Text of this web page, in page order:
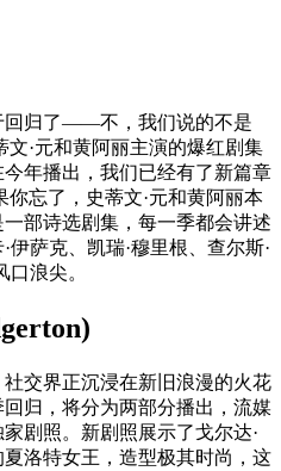
回归了——不，我们说的不是
文·元和黄阿丽主演的爆红剧集
今年播出，我们已经有了新篇章
你忘了，史蒂文·元和黄阿丽本
部诗选剧集，每一季都会讲述
萨克、凯瑞·穆里根、查尔斯·
浪尖。
交界正沉浸在新旧浪漫的火花
归，将分为两部分播出，流媒
剧照。新剧照展示了戈尔达·
洛特女王，造型极其时尚，这